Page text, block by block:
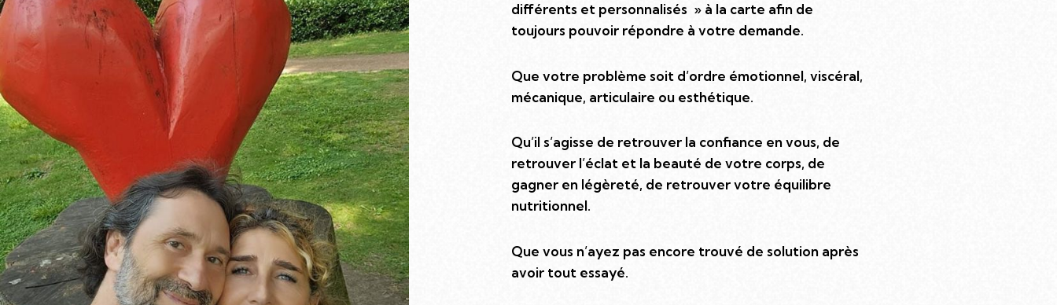
différents et personnalisés » à la carte afin de
toujours pouvoir répondre à votre demande.
Que votre problème soit d’ordre émotionnel, viscéral,
mécanique, articulaire ou esthétique.
Qu’il s’agisse de retrouver la confiance en vous, de
retrouver l’éclat et la beauté de votre corps, de
gagner en légèreté, de retrouver votre équilibre
nutritionnel.
Que vous n’ayez pas encore trouvé de solution après
avoir tout essayé.